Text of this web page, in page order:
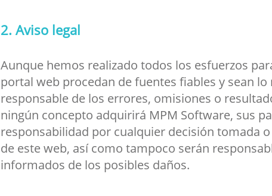
2. Aviso legal
Aunque hemos realizado todos los esfuerzos
portal web procedan de fuentes fiables y sean
responsable de los errores, omisiones o
ningún concepto adquirirá MPM Software, sus
responsabilidad por cualquier decisión tomada
de este web, así como tampoco serán
informados de los posibles daños.